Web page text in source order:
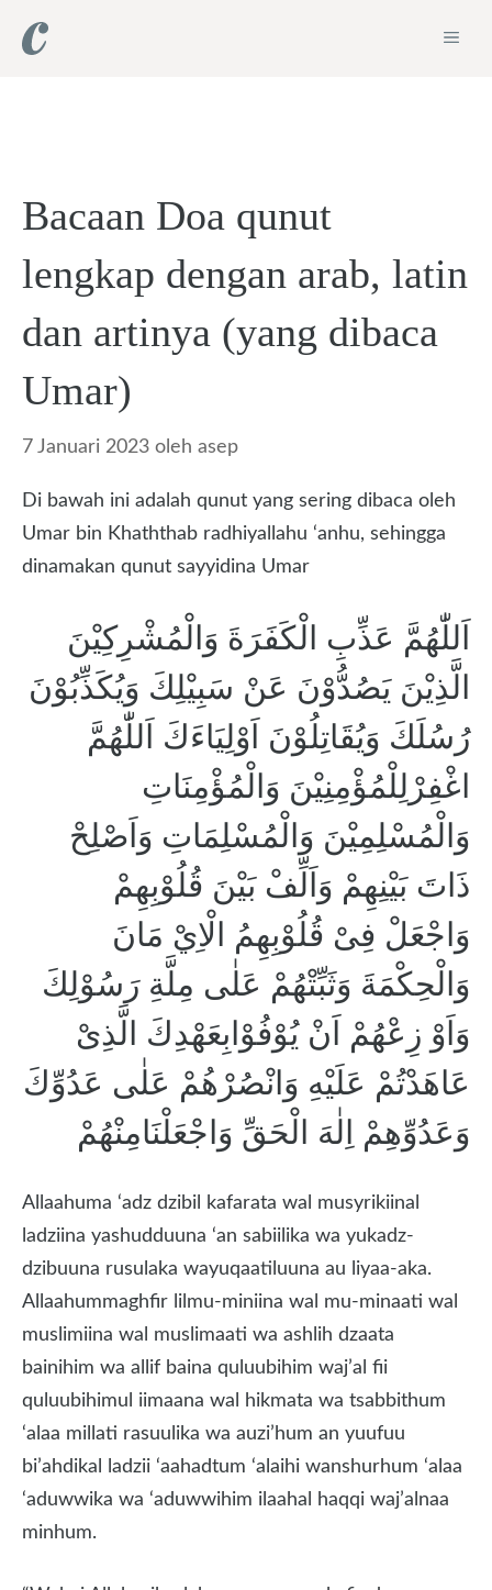
Bacaan Doa qunut
lengkap dengan arab, latin
dan artinya (yang dibaca
Umar)
7 Januari 2023 oleh asep
Di bawah ini adalah qunut yang sering dibaca oleh
Umar bin Khaththab radhiyallahu ‘anhu, sehingga
dinamakan qunut sayyidina Umar
اَللّٰهُمَّ عَذِّبِ الْكَفَرَةَ وَالْمُشْرِكِيْنَ
الَّذِيْنَ يَصُدُّوْنَ عَنْ سَبِيْلِكَ وَيُكَذِّبُوْنَ
رُسُلَكَ وَيُقَاتِلُوْنَ اَوْلِيَاءَكَ اَللّٰهُمَّ
اغْفِرْلِلْمُؤْمِنِيْنَ وَالْمُؤْمِنَاتِ
وَالْمُسْلِمِيْنَ وَالْمُسْلِمَاتِ وَاَصْلِحْ
ذَاتَ بَيْنِهِمْ وَاَلِّفْ بَيْنَ قُلُوْبِهِمْ
وَاجْعَلْ فِىْ قُلُوْبِهِمُ الْاِيْ مَانَ
وَالْحِكْمَةَ وَثَبِّتْهُمْ عَلٰى مِلَّةِ رَسُوْلِكَ
وَاَوْ زِعْهُمْ اَنْ يُوْفُوْابِعَهْدِكَ الَّذِىْ
عَاهَدْتُمْ عَلَيْهِ وَانْصُرْهُمْ عَلٰى عَدُوِّكَ
وَعَدُوِّهِمْ اِلٰهَ الْحَقِّ وَاجْعَلْنَامِنْهُمْ
Allaahuma ‘adz dzibil kafarata wal musyrikiinal
ladziina yashudduuna ‘an sabiilika wa yukadz-
dzibuuna rusulaka wayuqaatiluuna au liyaa-aka.
Allaahummaghfir lilmu-miniina wal mu-minaati wal
muslimiina wal muslimaati wa ashlih dzaata
bainihim wa allif baina quluubihim waj’al fii
quluubihimul iimaana wal hikmata wa tsabbithum
‘alaa millati rasuulika wa auzi’hum an yuufuu
bi’ahdikal ladzii ‘aahadtum ‘alaihi wanshurhum ‘alaa
‘aduwwika wa ‘aduwwihim ilaahal haqqi waj’alnaa
minhum.